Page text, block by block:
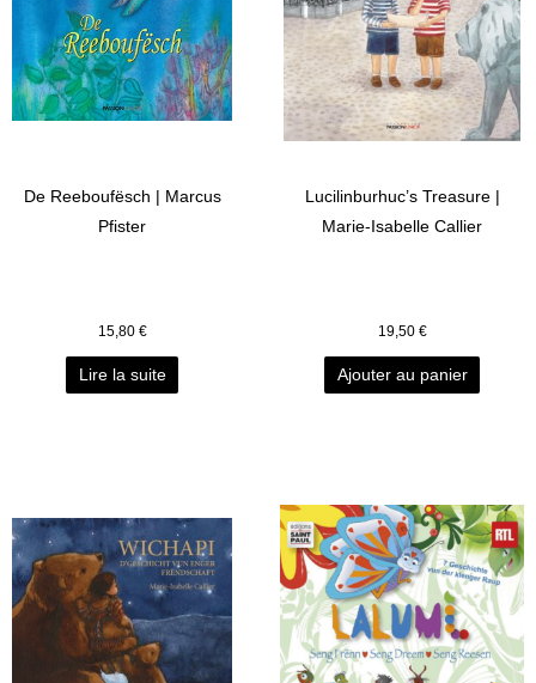
De Reeboufësch | Marcus
Pfister
15,80 €
Lire la suite
Lucilinburhuc’s Treasure |
Marie-Isabelle Callier
19,50 €
Ajouter au panier